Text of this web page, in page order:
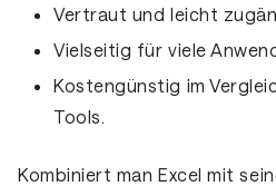
Vertraut und leicht
Vielseitig für viele
Kostengünstig im
Tools.
Kombiniert man Excel mit